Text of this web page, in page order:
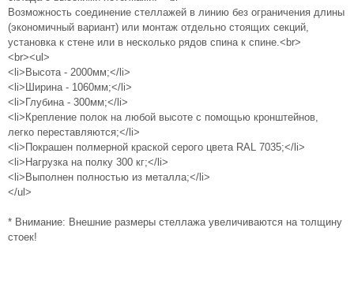
Возможность соединение стеллажей в линию без ограничения длины
(экономичный вариант) или монтаж отдельно стоящих секций,
установка к стене или в несколько рядов спина к спине.<br>
<br><ul>
<li>Высота - 2000мм;</li>
<li>Ширина - 1060мм;</li>
<li>Глубина - 300мм;</li>
<li>Крепление полок на любой высоте с помощью кронштейнов,
легко переставляются;</li>
<li>Покрашен полмерной краской серого цвета RAL 7035;</li>
<li>Нагрузка на полку 300 кг;</li>
<li>Выполнен полностью из металла;</li>
</ul>
* Внимание: Внешние размеры стеллажа увеличиваются на толщину
стоек!